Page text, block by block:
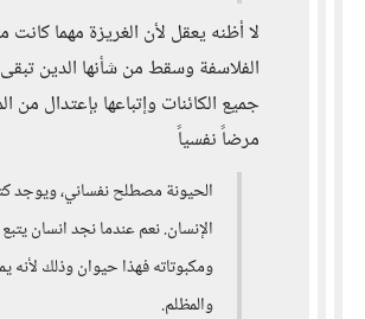
لا أظنه يعقل لأن الغريزة مهما
الفلاسفة وسقط من شأنها الدين
جميع الكائنات وإتباعها بإعتدال من
مرضاً نفسياً
الحيونة مصطلح نفساني، ويوجد
الإنسان. نعم عندما نجد انسان يتبع
ومكبوتاته فهذا حيوان وذلك لأنه
والمظلم.